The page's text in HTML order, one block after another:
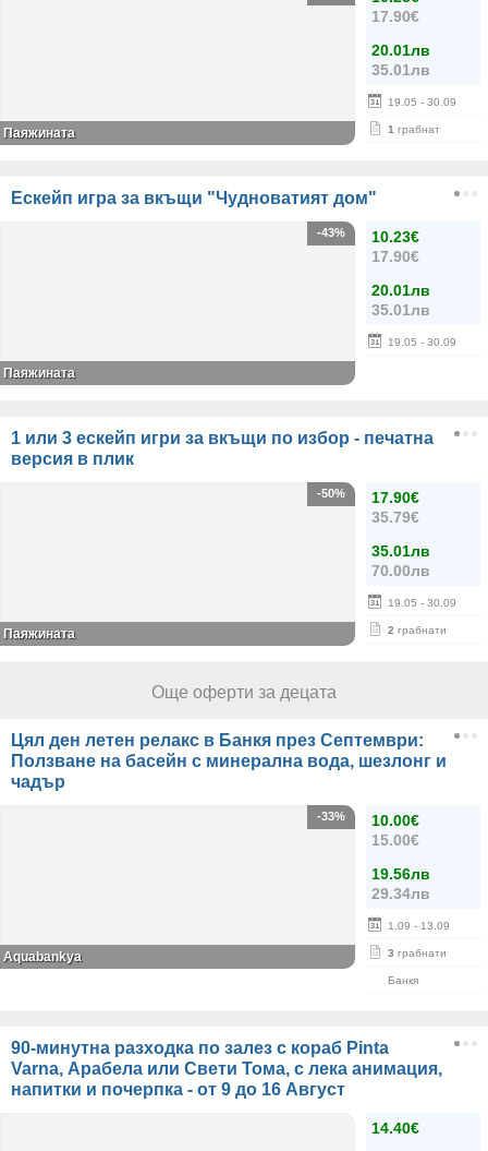
17.90€
20.01лв
35.01лв
19.05 - 30.09
1 грабнат
Паяжината
Ескейп игра за вкъщи "Чудноватият дом"
10.23€
17.90€
20.01лв
35.01лв
19.05 - 30.09
-43%
Паяжината
1 или 3 ескейп игри за вкъщи по избор - печатна
версия в плик
17.90€
35.79€
35.01лв
70.00лв
19.05 - 30.09
2 грабнати
-50%
Паяжината
Още оферти за децата
Цял ден летен релакс в Банкя през Септември:
Ползване на басейн с минерална вода, шезлонг и
чадър
10.00€
15.00€
19.56лв
29.34лв
1.09 - 13.09
3 грабнати
Банкя
-33%
Aquabankya
90-минутна разходка по залез с кораб Pinta
Varna, Арабела или Свети Тома, с лека анимация,
напитки и почерпка - от 9 до 16 Август
14.40€